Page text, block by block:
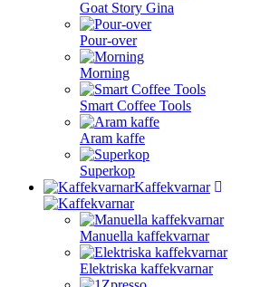
Goat Story Gina
Pour-over
Morning
Smart Coffee Tools
Aram kaffe
Superkop
Kaffekvarnar
Manuella kaffekvarnar
Elektriska kaffekvarnar